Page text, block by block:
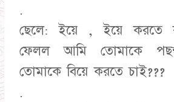
.
ছেলে: ইয়ে , ইয়ে করতে
ফেলল আমি তোমাকে
তোমাকে বিয়ে করতে চাই???
.